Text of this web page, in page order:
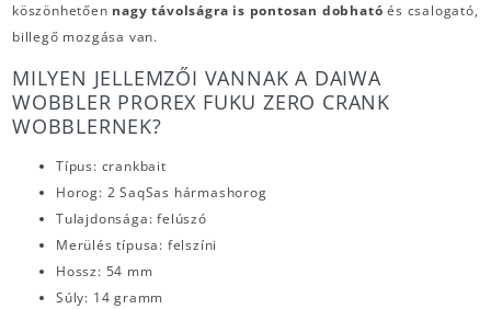
köszönhetően nagy távolságra is pontosan dobhatóés csalogató,
billegő mozgása van.
MILYEN JELLEMZŐI VANNAK A DAIWA
WOBBLER PROREX FUKU ZERO CRANK
WOBBLERNEK?
Típus: crankbait
Horog: 2 SaqSas hármashorog
Tulajdonsága: felúszó
Merülés típusa: felszíni
Hossz: 54 mm
Súly: 14 gramm